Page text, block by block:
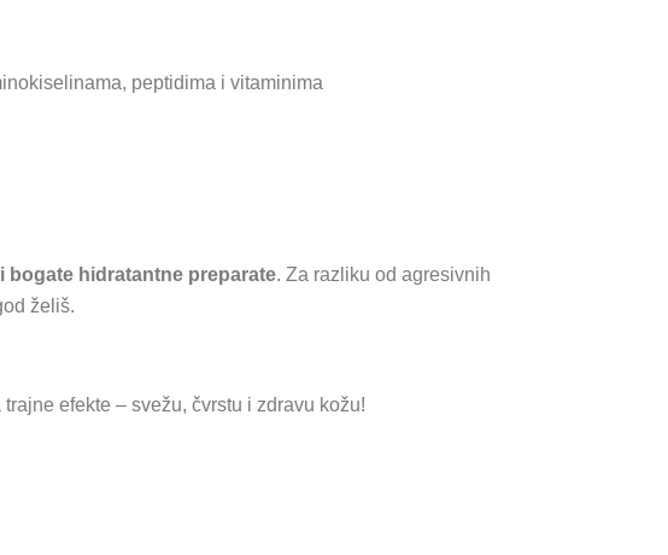
peptidima i vitaminima
bogate hidratantne preparate. Za razliku od agresivnih
želiš.
trajne efekte – svežu, čvrstu i zdravu kožu!